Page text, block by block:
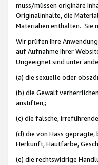
muss/müssen originäre
Originalinhalte, die
Materialien enthalten. Sie
Wir prüfen Ihre
auf Aufnahme Ihrer
Ungeeignet sind unter
(a) die sexuelle oder
(b) die Gewalt
anstiften,;
(c) die falsche,
(d) die von Hass
Herkunft, Hautfarbe,
(e) die rechtswidrige